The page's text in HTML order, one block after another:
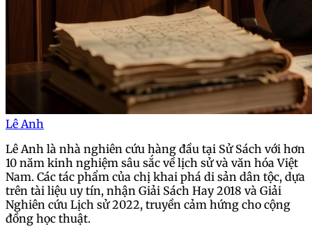
Lê Anh
Lê Anh là nhà nghiên cứu hàng đầu tại Sử Sách với hơn
10 năm kinh nghiệm sâu sắc về lịch sử và văn hóa Việt
Nam. Các tác phẩm của chị khai phá di sản dân tộc, dựa
trên tài liệu uy tín, nhận Giải Sách Hay 2018 và Giải
Nghiên cứu Lịch sử 2022, truyền cảm hứng cho cộng
đồng học thuật.